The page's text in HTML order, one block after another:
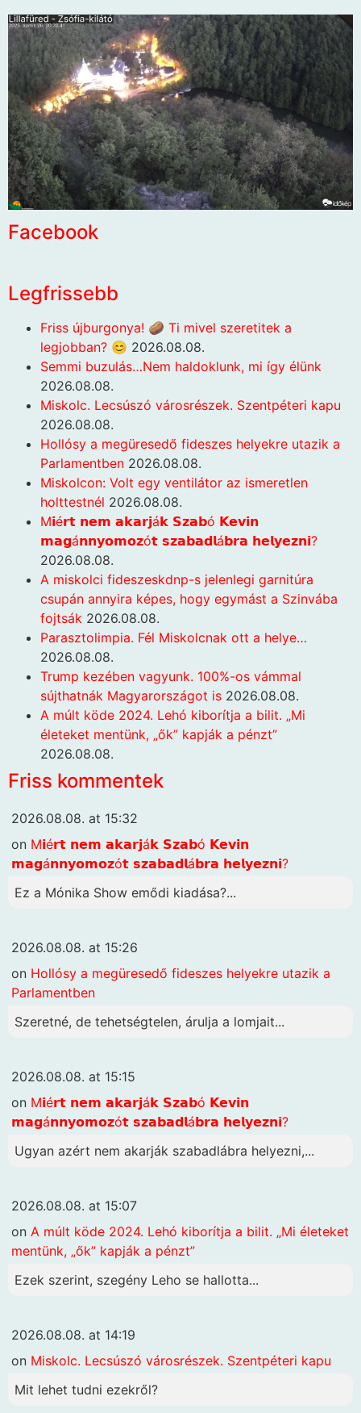
Facebook
Legfrissebb
Friss újburgonya! 🥔 Ti mivel szeretitek a
legjobban? 😊 2026.08.08.
Semmi buzulás…Nem haldoklunk, mi így élünk
2026.08.08.
Miskolc. Lecsúszó városrészek. Szentpéteri kapu
2026.08.08.
Hollósy a megüresedő fideszes helyekre utazik a
Parlamentben 2026.08.08.
Miskolcon: Volt egy ventilátor az ismeretlen
holttestnél 2026.08.08.
M𝗶é𝗿𝘁 𝗻𝗲𝗺 𝗮𝗸𝗮𝗿𝗷á𝗸 𝗦𝘇𝗮𝗯ó 𝗞𝗲𝘃𝗶𝗻
𝗺𝗮𝗴á𝗻𝗻𝘆𝗼𝗺𝗼𝘇ó𝘁 𝘀𝘇𝗮𝗯𝗮𝗱𝗹á𝗯𝗿𝗮 𝗵𝗲𝗹𝘆𝗲𝘇𝗻𝗶?
2026.08.08.
A miskolci fideszeskdnp-s jelenlegi garnitúra
csupán annyira képes, hogy egymást a Szinvába
fojtsák 2026.08.08.
Parasztolimpia. Fél Miskolcnak ott a helye…
2026.08.08.
Trump kezében vagyunk. 100%-os vámmal
sújthatnák Magyarországot is 2026.08.08.
A múlt köde 2024. Lehó kiborítja a bilit. „Mi
életeket mentünk, „ők” kapják a pénzt”
2026.08.08.
Friss kommentek
2026.08.08. at 15:32
on M𝗶é𝗿𝘁 𝗻𝗲𝗺 𝗮𝗸𝗮𝗿𝗷á𝗸 𝗦𝘇𝗮𝗯ó 𝗞𝗲𝘃𝗶𝗻
𝗺𝗮𝗴á𝗻𝗻𝘆𝗼𝗺𝗼𝘇ó𝘁 𝘀𝘇𝗮𝗯𝗮𝗱𝗹á𝗯𝗿𝗮 𝗵𝗲𝗹𝘆𝗲𝘇𝗻𝗶?
Ez a Mónika Show emődi kiadása?...
2026.08.08. at 15:26
on Hollósy a megüresedő fideszes helyekre utazik a
Parlamentben
Szeretné, de tehetségtelen, árulja a lomjait...
2026.08.08. at 15:15
on M𝗶é𝗿𝘁 𝗻𝗲𝗺 𝗮𝗸𝗮𝗿𝗷á𝗸 𝗦𝘇𝗮𝗯ó 𝗞𝗲𝘃𝗶𝗻
𝗺𝗮𝗴á𝗻𝗻𝘆𝗼𝗺𝗼𝘇ó𝘁 𝘀𝘇𝗮𝗯𝗮𝗱𝗹á𝗯𝗿𝗮 𝗵𝗲𝗹𝘆𝗲𝘇𝗻𝗶?
Ugyan azért nem akarják szabadlábra helyezni,...
2026.08.08. at 15:07
on A múlt köde 2024. Lehó kiborítja a bilit. „Mi életeket
mentünk, „ők” kapják a pénzt”
Ezek szerint, szegény Leho se hallotta...
2026.08.08. at 14:19
on Miskolc. Lecsúszó városrészek. Szentpéteri kapu
Mit lehet tudni ezekről?